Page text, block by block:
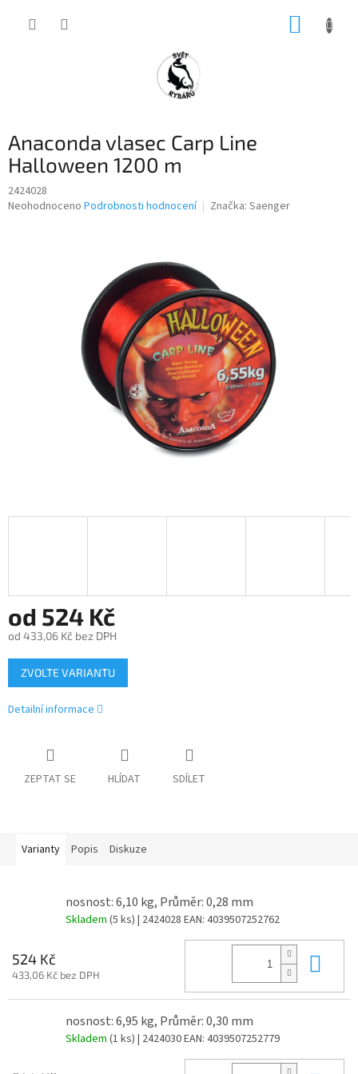
Anaconda vlasec Carp Line
Halloween 1200 m
2424028
Průměrné
Neohodnoceno Podrobnosti hodnocení Značka: Saenger
od 524 Kč
od 433,06 Kč bez DPH
Měrná
cena:
ZVOLTE VARIANTU
Detailní informace
ZEPTAT SE HLÍDAT SDÍLET
Varianty Popis Diskuze
nosnost: 6,10 kg, Průměr: 0,28 mm
Skladem (5 ks) | 2424028 EAN: 4039507252762
524 Kč
433,06 Kč bez DPH
nosnost: 6,95 kg, Průměr: 0,30 mm
Skladem (1 ks) | 2424030EAN: 4039507252779